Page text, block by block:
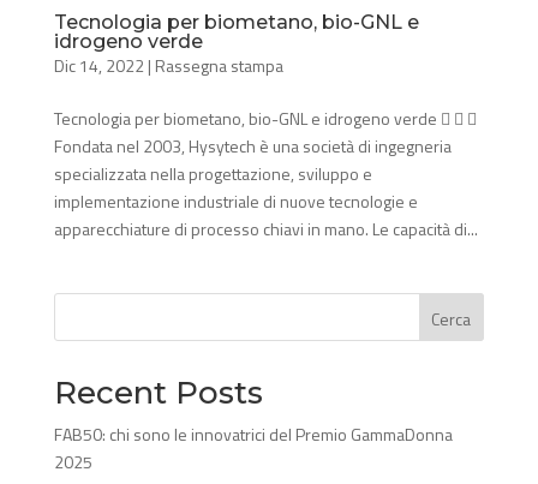
Tecnologia per biometano, bio-GNL e
idrogeno verde
Dic 14, 2022| Rassegna stampa
Tecnologia per biometano, bio-GNL e idrogeno verde   
Fondata nel 2003, Hysytech è una società di ingegneria
specializzata nella progettazione, sviluppo e
implementazione industriale di nuove tecnologie e
apparecchiature di processo chiavi in mano. Le capacità di...
Cerca
Recent Posts
FAB50: chi sono le innovatrici del Premio GammaDonna
2025